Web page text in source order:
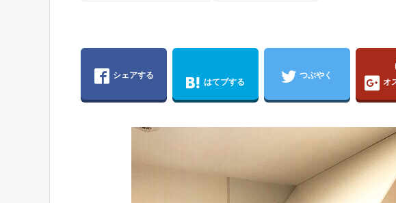
シェアする
はてブする
つぶやく
オ